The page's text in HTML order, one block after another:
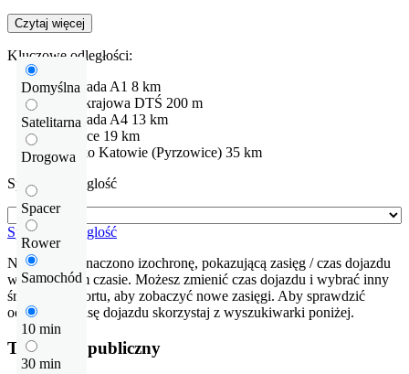
Czytaj więcej
Domyślna
Satelitarna
Drogowa
Spacer
Rower
Samochód
10 min
30 min
Kluczowe odległości:
Autostrada A1 8 km
Droga krajowa DTŚ 200 m
Autostrada A4 13 km
Katowice 19 km
Lotnisko Katowie (Pyrzowice) 35 km
Sprawdź odleglość
Sprawdź odleglość
Na mapie zaznaczono izochronę, pokazującą zasięg / czas dojazdu
w określonym czasie. Możesz zmienić czas dojazdu i wybrać inny
środek transportu, aby zobaczyć nowe zasięgi. Aby sprawdzić
odłegłość i trasę dojazdu skorzystaj z wyszukiwarki poniżej.
Transport publiczny